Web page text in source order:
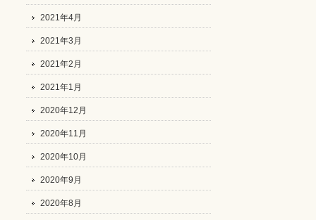
2021年4月
2021年3月
2021年2月
2021年1月
2020年12月
2020年11月
2020年10月
2020年9月
2020年8月